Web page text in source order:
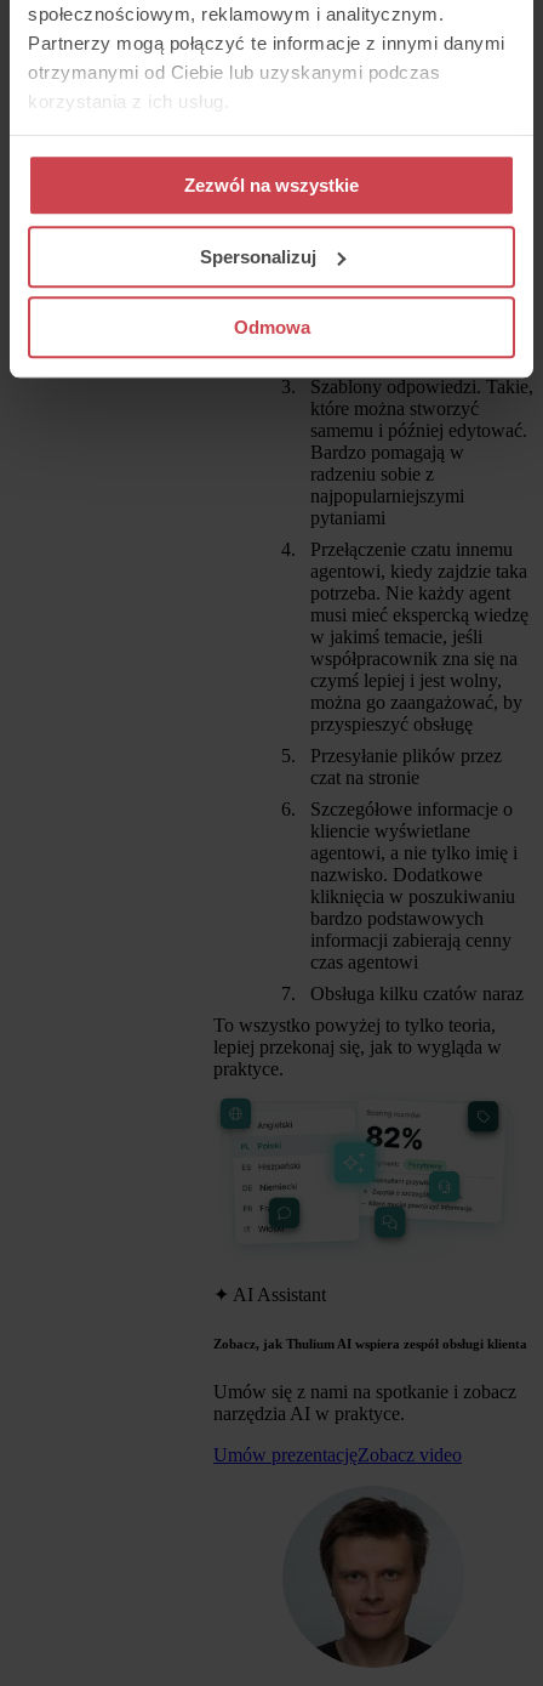
społecznościowym, reklamowym i analitycznym.
Partnerzy mogą połączyć te informacje z innymi danymi
otrzymanymi od Ciebie lub uzyskanymi podczas
korzystania z ich usług.
Zezwól na wszystkie
Spersonalizuj
Odmowa
szybkiej obsługi
Takie oto możliwości powinien mieć czat
na stronie, by agent mógł sprawnie
Lepiej jest, gdy czat jest
częścią większego systemu
do e-support, który zbiera
dane z różnych kanałów
komunikacji. Jeśli klient
wcześniej wysłał maila lub
mieć natychmiastowy dostęp
do tego kontaktu
Szablony odpowiedzi. Takie,
które można stworzyć
samemu i później edytować.
Bardzo pomagają w
radzeniu sobie z
najpopularniejszymi
pytaniami
Przełączenie czatu innemu
agentowi, kiedy zajdzie taka
potrzeba. Nie każdy agent
musi mieć ekspercką wiedzę
w jakimś temacie, jeśli
współpracownik zna się na
czymś lepiej i jest wolny,
można go zaangażować, by
przyspieszyć obsługę
Przesyłanie plików przez
czat na stronie
Szczegółowe informacje o
kliencie wyświetlane
agentowi, a nie tylko imię i
nazwisko. Dodatkowe
kliknięcia w poszukiwaniu
bardzo podstawowych
informacji zabierają cenny
czas agentowi
Obsługa kilku czatów naraz
To wszystko powyżej to tylko teoria,
lepiej przekonaj się, jak to wygląda w
praktyce.
✦ AI Assistant
Zobacz, jak Thulium AI wspiera zespół obsługi klienta
Umów się z nami na spotkanie i zobacz
narzędzia AI w praktyce.
Umów prezentacjęZobacz video